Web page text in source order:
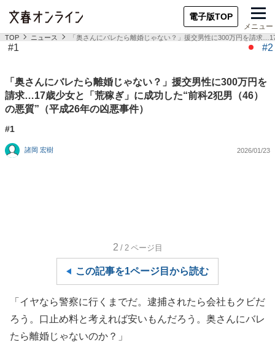
電子版TOP
メニュー
TOP ニュース 「奥さんにバレたら離婚じゃない？」援交男性に300万円を請求
#1 #2
「奥さんにバレたら離婚じゃない？」援交男性に300万円を
請求…17歳少女と「荒稼ぎ」に成功した“前科2犯男（46）
の悪質”（平成26年の凶悪事件）
#1
諸岡 宏樹 2026/01/23
2 /2 ページ目
この記事を1ページ目から読む
「イヤなら警察に行くまでだ。逮捕されたら会社もクビだ
ろう。口止め料と考えれば安いもんだろう。奥さんにバレ
たら離婚じゃないのか？」